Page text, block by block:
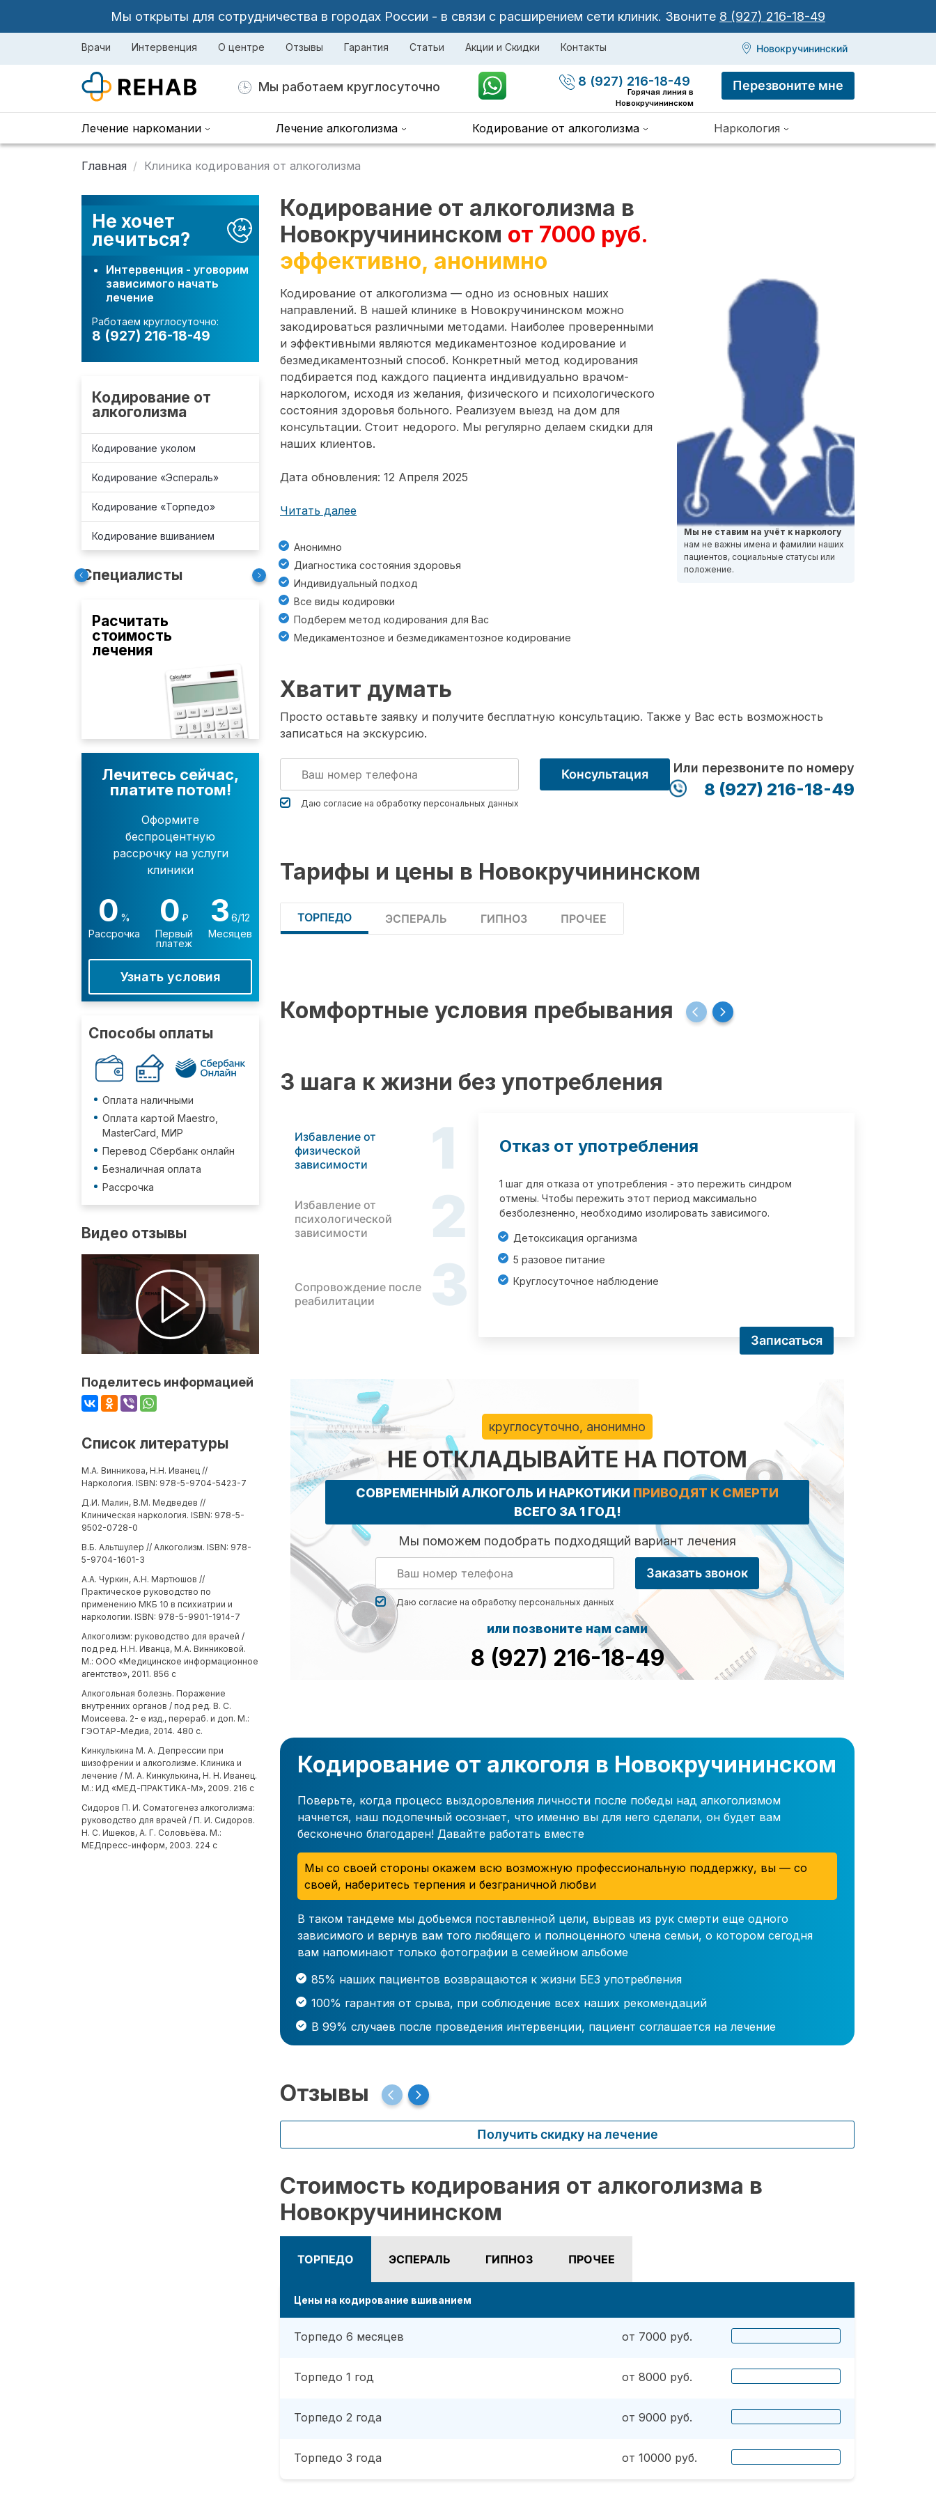
Мы открыты для сотрудничества в городах России - в связи с расширением сети клиник. Звоните 8 (927) 216-18-49
Врачи Интервенция О центре Отзывы Гарантия Статьи Акции и Скидки Контакты Новокручининский
Мы работаем круглосуточно 8 (927) 216-18-49
Горячая линия в
Новокручининском
Перезвоните мне
Лечение наркомании Лечение алкоголизма Кодирование от алкоголизма Наркология
Главная Клиника кодирования от алкоголизма
Не хочет
лечиться?
Интервенция - уговорим
зависимого начать
лечение
Работаем круглосуточно:
8 (927) 216-18-49
Кодирование от
алкоголизма
Кодирование уколом
Кодирование «Эспераль»
Кодирование «Торпедо»
Кодирование вшиванием
Специалисты
Расчитать
стоимость
лечения
Лечитесь сейчас,
платите потом!
Оформите
беспроцентную
рассрочку на услуги
клиники
0 %
Рассрочка
0 ₽
Первый
платеж
3 6/12
Месяцев
Узнать условия
Способы оплаты
Оплата наличными
Оплата картой Maestro,
MasterCard, МИР
Перевод Сбербанк онлайн
Безналичная оплата
Рассрочка
Видео отзывы
Поделитесь информацией
Список литературы
М.А. Винникова, Н.Н. Иванец //
Наркология. ISBN: 978-5-9704-5423-7
Д.И. Малин, В.М. Медведев //
Клиническая наркология. ISBN: 978-5-
9502-0728-0
В.Б. Альтшулер // Алкоголизм. ISBN: 978-
5-9704-1601-3
А.А. Чуркин, А.Н. Мартюшов //
Практическое руководство по
применению МКБ 10 в психиатрии и
наркологии. ISBN: 978-5-9901-1914-7
Алкоголизм: руководство для врачей /
под ред. Н.Н. Иванца, М.А. Винниковой.
М.: ООО «Медицинское информационное
агентство», 2011. 856 с
Алкогольная болезнь. Поражение
внутренних органов / под ред. В. С.
Моисеева. 2- е изд., перераб. и доп. М.:
ГЭОТАР-Медиа, 2014. 480 с.
Кинкулькина М. А. Депрессии при
шизофрении и алкоголизме. Клиника и
лечение / М. А. Кинкулькина, Н. Н. Иванец.
М.: ИД «МЕД-ПРАКТИКА-М», 2009. 216 с
Сидоров П. И. Соматогенез алкоголизма:
руководство для врачей / П. И. Сидоров.
Н. С. Ишеков, А. Г. Соловьёва. М.:
МЕДпресс-информ, 2003. 224 с
Кодирование от алкоголизма в
Новокручининском от 7000 руб.
эффективно, анонимно
Кодирование от алкоголизма — одно из основных наших
направлений. В нашей клинике в Новокручининском можно
закодироваться различными методами. Наиболее проверенными
и эффективными являются медикаментозное кодирование и
безмедикаментозный способ. Конкретный метод кодирования
подбирается под каждого пациента индивидуально врачом-
наркологом, исходя из желания, физического и психологического
состояния здоровья больного. Реализуем выезд на дом для
консультации. Стоит недорого. Мы регулярно делаем скидки для
наших клиентов.
Дата обновления: 12 Апреля 2025
Читать далее
Анонимно
Диагностика состояния здоровья
Индивидуальный подход
Все виды кодировки
Подберем метод кодирования для Вас
Медикаментозное и безмедикаментозное кодирование
Мы не ставим на учёт к наркологу
нам не важны имена и фамилии наших
пациентов, социальные статусы или
положение.
Хватит думать
Просто оставьте заявку и получите бесплатную консультацию. Также у Вас есть возможность
записаться на экскурсию.
Даю согласие на обработку персональных данных
Консультация Или перезвоните по номеру
8 (927) 216-18-49
Тарифы и цены в Новокручининском
ТОРПЕДО ЭСПЕРАЛЬ ГИПНОЗ ПРОЧЕЕ
Комфортные условия пребывания
3 шага к жизни без употребления
Избавление от
физической
зависимости
1
Избавление от
психологической
зависимости
2
Сопровождение после
реабилитации
3
Отказ от употребления
1 шаг для отказа от употребления - это пережить синдром
отмены. Чтобы пережить этот период максимально
безболезненно, необходимо изолировать зависимого.
Детоксикация организма
5 разовое питание
Круглосуточное наблюдение
Записаться
круглосуточно, анонимно
НЕ ОТКЛАДЫВАЙТЕ НА ПОТОМ
СОВРЕМЕННЫЙ АЛКОГОЛЬ И НАРКОТИКИ ПРИВОДЯТ К СМЕРТИ
ВСЕГО ЗА 1 ГОД!
Мы поможем подобрать подходящий вариант лечения
Даю согласие на обработку персональных данных
Заказать звонок
или позвоните нам сами
8 (927) 216-18-49
Кодирование от алкоголя в Новокручининском
Поверьте, когда процесс выздоровления личности после победы над алкоголизмом
начнется, наш подопечный осознает, что именно вы для него сделали, он будет вам
бесконечно благодарен! Давайте работать вместе
Мы со своей стороны окажем всю возможную профессиональную поддержку, вы — со
своей, наберитесь терпения и безграничной любви
В таком тандеме мы добьемся поставленной цели, вырвав из рук смерти еще одного
зависимого и вернув вам того любящего и полноценного члена семьи, о котором сегодня
вам напоминают только фотографии в семейном альбоме
85% наших пациентов возвращаются к жизни БЕЗ употребления
100% гарантия от срыва, при соблюдение всех наших рекомендаций
В 99% случаев после проведения интервенции, пациент соглашается на лечение
Отзывы
Получить скидку на лечение
Стоимость кодирования от алкоголизма в
Новокручининском
ТОРПЕДО ЭСПЕРАЛЬ ГИПНОЗ ПРОЧЕЕ
Цены на кодирование вшиванием
Торпедо 6 месяцев от 7000 руб.
Торпедо 1 год от 8000 руб.
Торпедо 2 года от 9000 руб.
Торпедо 3 года от 10000 руб.